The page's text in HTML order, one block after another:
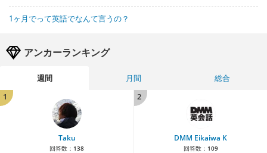
1ヶ月でって英語でなんて言うの？
アンカーランキング
週間 月間
総合
1
Taku
回答数： 138
2
DMM Eikaiwa K
回答数： 109